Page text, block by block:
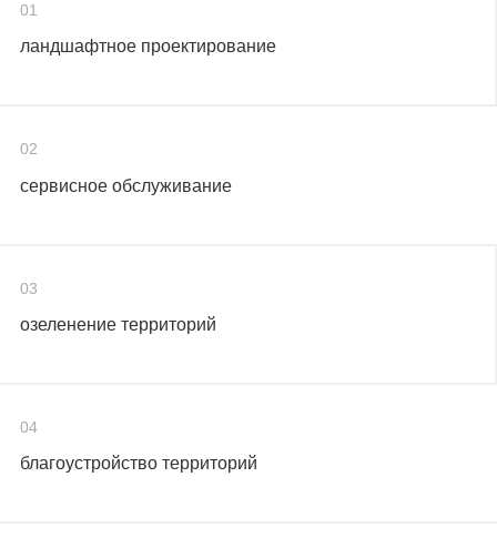
01
ландшафтное проектирование
02
сервисное обслуживание
03
озеленение территорий
04
благоустройство территорий